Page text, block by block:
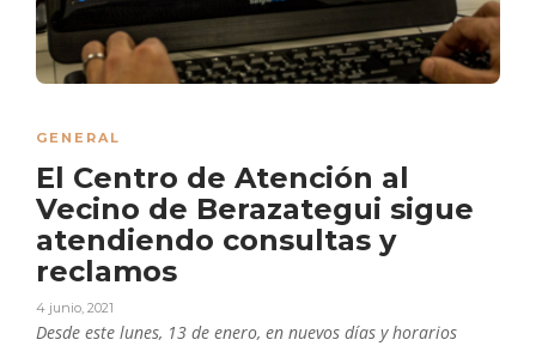
GENERAL
El Centro de Atención al
Vecino de Berazategui sigue
atendiendo consultas y
reclamos
4 junio, 2021
Desde este lunes, 13 de enero, en nuevos días y horarios